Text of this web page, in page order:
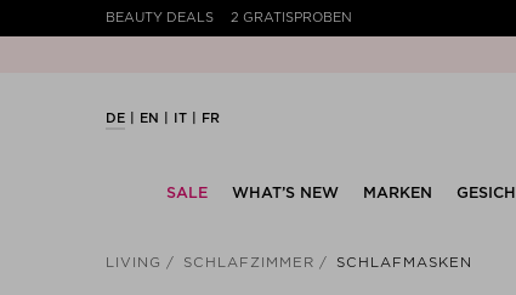
BEAUTY DEALS 2 GRATISPROBEN
DE EN IT FR
SALE WHAT’S NEW MARKEN
LIVING SCHLAFZIMMER SCHLAFMASKEN